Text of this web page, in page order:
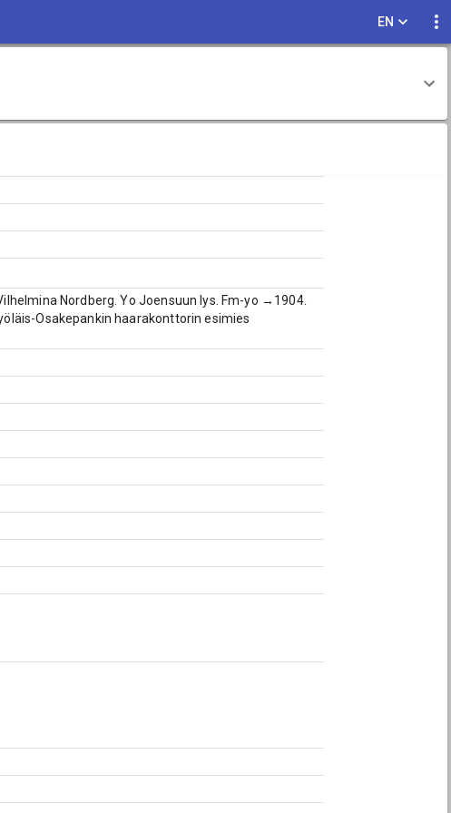
EN
Nordberg. Yo Joensuun lys. Fm-yo →1904.
Osakepankin haarakonttorin esimies